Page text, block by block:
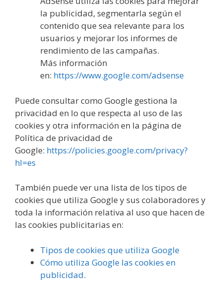
la publicidad, segmentarla según el
contenido que sea relevante para los
usuarios y mejorar los informes de
rendimiento de las campañas.
Más información
en: https://www.google.com/adsense
Puede consultar como Google gestiona la
privacidad en lo que respecta al uso de las
cookies y otra información en la página de
Política de privacidad de
Google: https://policies.google.com/privacy?
hl=es
También puede ver una lista de los tipos de
cookies que utiliza Google y sus colaboradores y
toda la información relativa al uso que hacen de
las cookies publicitarias en:
Tipos de cookies que utiliza Google
Cómo utiliza Google las cookies en
publicidad.